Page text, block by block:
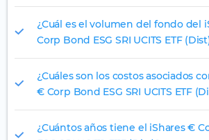
¿Cuál es el volumen del fondo del
Corp Bond ESG SRI UCITS ETF
¿Cuáles son los costos asociados
€ Corp Bond ESG SRI UCITS ETF
¿Cuántos años tiene el iShares €